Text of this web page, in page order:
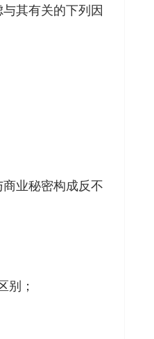
其有关的下列因
业秘密构成反不
别；